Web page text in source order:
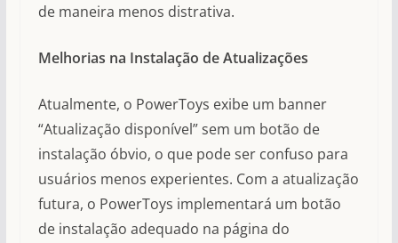
de maneira menos distrativa.
Melhorias na Instalação de Atualizações
Atualmente, o PowerToys exibe um banner
“Atualização disponível” sem um botão de
instalação óbvio, o que pode ser confuso para
usuários menos experientes. Com a atualização
futura, o PowerToys implementará um botão
de instalação adequado na página do